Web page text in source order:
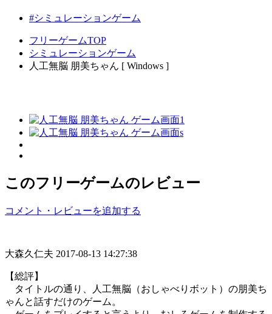
#シミュレーションゲーム
フリーゲームTOP
シミュレーションゲーム
人工無脳 朋美ちゃん [ Windows ]
このフリーゲームのレビュー
コメント・レビューを追加する
大森久仁夫 2017-08-13 14:27:38
【総評】
タイトルの通り、人工無脳（おしゃべりボット）の朋美ち
ゃんと話すだけのゲーム。